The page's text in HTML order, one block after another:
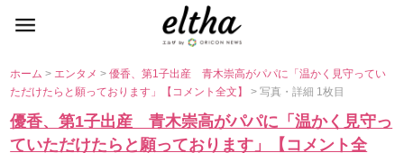
ホーム> エンタメ>優香、第1子出産 青木崇高がパパに「温かく見守ってい
ただけたらと願っております」【コメント全文】> 写真・詳細 1枚目
優香、第1子出産 青木崇高がパパに「温かく見守っ
ていただけたらと願っております」【コメント全